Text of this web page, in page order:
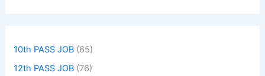
10th PASS JOB (65)
12th PASS JOB (76)